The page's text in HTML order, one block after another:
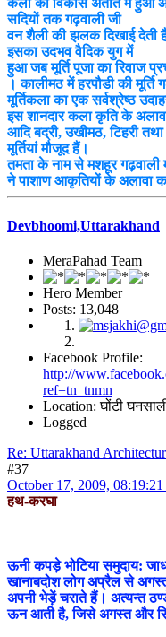
कला का विकास अतीत में हुआ
सदियों तक गढ़वाली जी
वन शैली की झलक दिखाई देती
इसका उदभव वैदिक युग में
हुआ जब मूर्ति पूजा का रिवाज
। कालीमठ में हरपौडी की मूर्ति
मूर्तिकला का एक सर्वश्रेष्ठ
इस शानदार कला कृति के
आदि बद्री, उखीमठ, टिहरी
मूर्तियां मौजूद हैं।
तमता के नाम से मशहूर गढ़वाली
ने पाशाण आकृतियों के अलावा
Devbhoomi,Uttarakhand
MeraPahad Team
Hero Member
Posts: 13,048
Facebook Profile:
http://
ref=tn_tnmn
Location: घोंटी
Logged
Re: Uttarakhand
#37
October 17, 2009,
हथ-करघा
ऊनी कपड़े भोटिया समुदाय:
खानाबदोश लोग अप्रैल से
अपनी भेड़ें चराते हैं। अत्यन्त
ऊन आती है, जिसे अगस्त और